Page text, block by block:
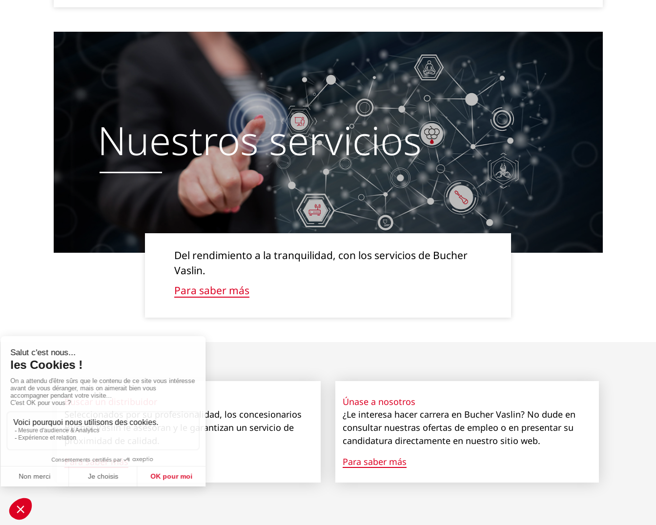
x
-
-
Bucher RPZ et RPX
Bucher RPA -
Bucher JLB -
Bucher RPM -
Nuestros servicios
Del rendimiento a la tranquilidad, con los servicios de Bucher
Vaslin.
Para saber más
Buscar un distribuidor
Seleccionados por su profesionalidad, los concesionarios
Bucher Vaslin le asesoran y le garantizan un servicio de
proximidad de calidad.
Para saber más
Únase a nosotros
¿Le interesa hacer carrera en Bucher Vaslin? No dude en
consultar nuestras ofertas de empleo o en presentar su
candidatura directamente en nuestro sitio web.
Para saber más